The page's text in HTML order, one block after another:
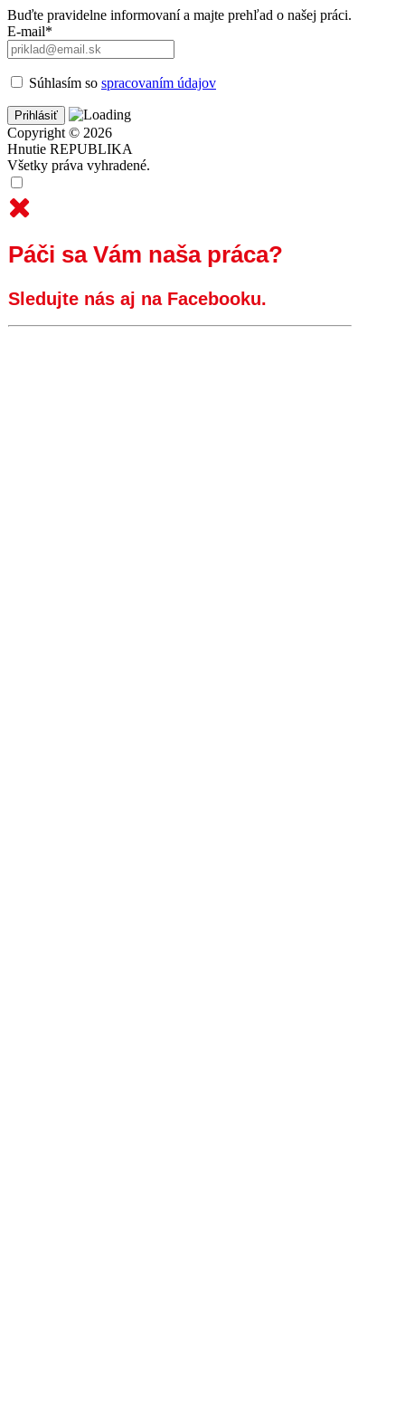
Buďte pravidelne informovaní a majte prehľad o našej práci.
E-mail*
Súhlasím so spracovaním údajov
Copyright © 2026
Hnutie REPUBLIKA
Všetky práva vyhradené.
Páči sa Vám naša práca?
Sledujte nás aj na Facebooku.